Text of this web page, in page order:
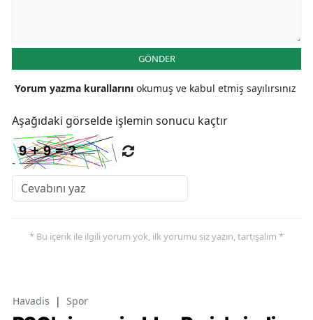
GÖNDER
Yorum yazma kurallarını okumuş ve kabul etmiş sayılırsınız
Aşağıdaki görselde işlemin sonucu kaçtır
* Bu içerik ile ilgili yorum yok, ilk yorumu siz yazın, tartışalım *
Havadis | Spor